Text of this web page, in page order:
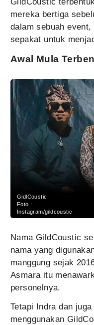
mereka bertiga
dalam sebuah
sepakat untuk
Awal Mula
GidlCoustic
Foto :
Instagram/gildcoustic
Nama GildCoustic
nama yang
manggung sejak
Asmara itu
personelnya.
Tetapi Indra dan
menggunakan